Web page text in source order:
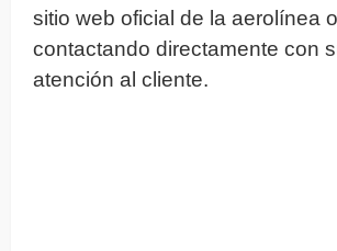
sitio web oficial de la aerolínea o
contactando directamente con
atención al cliente.